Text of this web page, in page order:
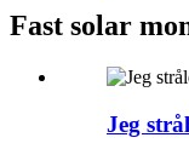
Fast solar
Jeg